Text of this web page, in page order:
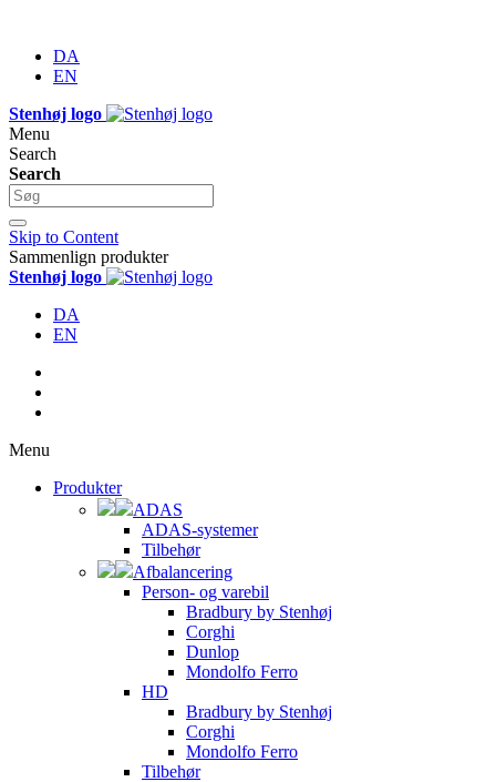
DA
EN
Stenhøj logo
Menu
Search
Search
Skip to Content
Sammenlign produkter
Stenhøj logo
DA
EN
Menu
Produkter
ADAS
ADAS-systemer
Tilbehør
Afbalancering
Person- og varebil
Bradbury by Stenhøj
Corghi
Dunlop
Mondolfo Ferro
HD
Bradbury by Stenhøj
Corghi
Mondolfo Ferro
Tilbehør